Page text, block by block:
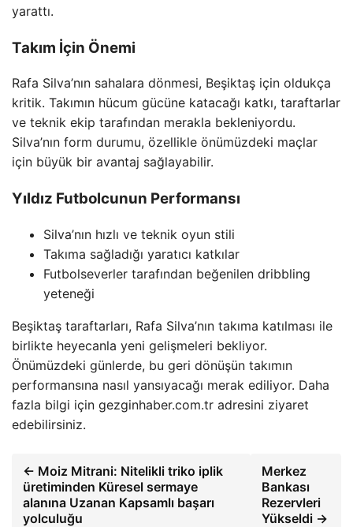
yarattı.
Takım İçin Önemi
Rafa Silva’nın sahalara dönmesi, Beşiktaş için oldukça
kritik. Takımın hücum gücüne katacağı katkı, taraftarlar
ve teknik ekip tarafından merakla bekleniyordu.
Silva’nın form durumu, özellikle önümüzdeki maçlar
için büyük bir avantaj sağlayabilir.
Yıldız Futbolcunun Performansı
Silva’nın hızlı ve teknik oyun stili
Takıma sağladığı yaratıcı katkılar
Futbolseverler tarafından beğenilen dribbling
yeteneği
Beşiktaş taraftarları, Rafa Silva’nın takıma katılması ile
birlikte heyecanla yeni gelişmeleri bekliyor.
Önümüzdeki günlerde, bu geri dönüşün takımın
performansına nasıl yansıyacağı merak ediliyor. Daha
fazla bilgi için gezginhaber.com.tr adresini ziyaret
edebilirsiniz.
← Moiz Mitrani: Nitelikli triko iplik
üretiminden Küresel sermaye
alanına Uzanan Kapsamlı başarı
yolculuğu
Merkez
Bankası
Rezervleri
Yükseldi →